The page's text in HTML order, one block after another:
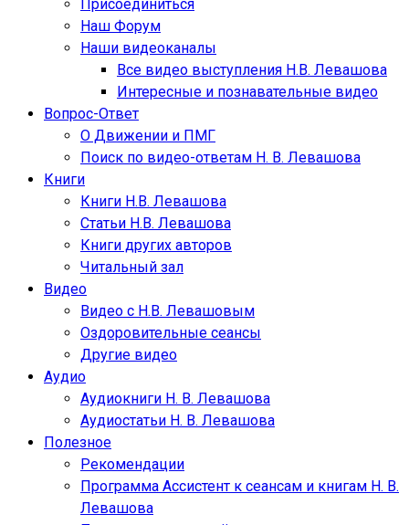
Присоединиться
Наш Форум
Наши видеоканалы
Все видео выступления Н.В. Левашова
Интересные и познавательные видео
Вопрос-Ответ
О Движении и ПМГ
Поиск по видео-ответам Н. В. Левашова
Книги
Книги Н.В. Левашова
Статьи Н.В. Левашова
Книги других авторов
Читальный зал
Видео
Видео с Н.В. Левашовым
Оздоровительные сеансы
Другие видео
Аудио
Аудиокниги Н. В. Левашова
Аудиостатьи Н. В. Левашова
Полезное
Рекомендации
Программа Ассистент к сеансам и книгам Н. В.
Левашова